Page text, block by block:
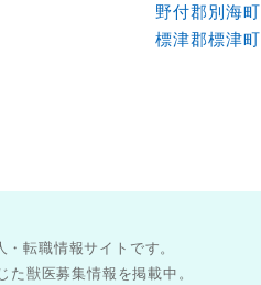
野付郡別海町
標津郡標津町
転職情報サイトです。
獣医募集情報を掲載中。